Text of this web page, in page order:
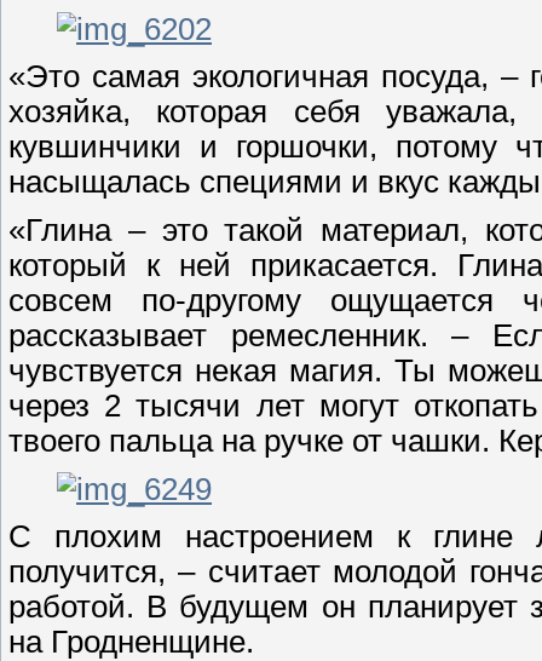
«Это самая экологичная посуда,
хозяйка, которая себя
кувшинчики и горшочки, потому
насыщалась специями и вкус
«Глина – это такой материал,
который к ней прикасается.
совсем по-другому ощущается
рассказывает ремесленник. –
чувствуется некая магия. Ты
через 2 тысячи лет могут
твоего пальца на ручке от чашки.
С плохим настроением к глине
получится, – считает молодой
работой. В будущем он планирует
на Гродненщине.